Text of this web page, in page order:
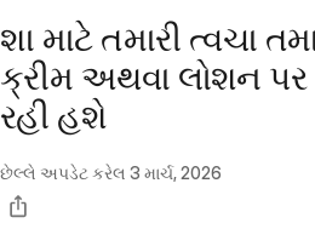
શા માટે તમારી ત્વચા
ક્રીમ અથવા લોશન પર
રહી હશે
છેલ્લે અપડેટ કરેલ 3 માર્ચ, 2026